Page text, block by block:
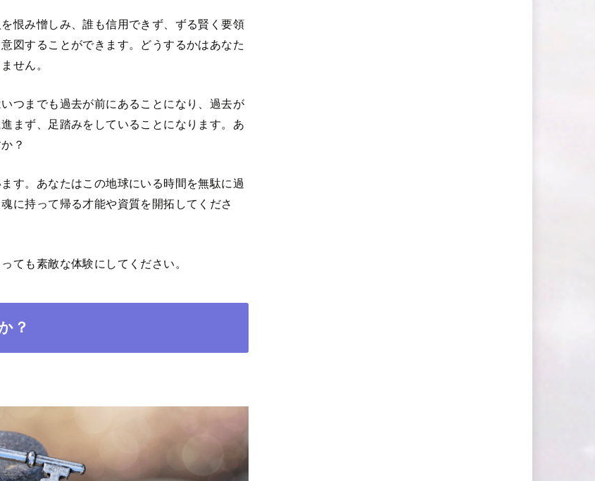
恨み憎しみ、誰も信用できず、ずる賢く要領
図することができます。どうするかはあなた
せん。
つまでも過去が前にあることになり、過去が
まず、足踏みをしていることになります。あ
？
す。あなたはこの地球にいる時間を無駄に過
に持って帰る才能や資質を開拓してくださ
ても素敵な体験にしてください。
？